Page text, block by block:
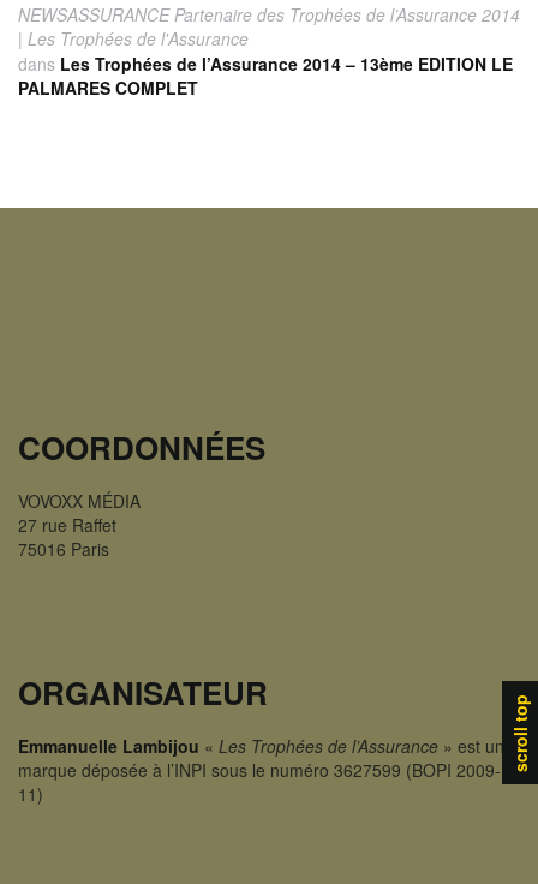
NEWSASSURANCE Partenaire des Trophées de l’Assurance 2014
| Les Trophées de l'Assurance
dans Les Trophées de l’Assurance 2014 – 13ème EDITION LE
PALMARES COMPLET
COORDONNÉES
VOVOXX MÉDIA
27 rue Raffet
75016 Paris
ORGANISATEUR
Emmanuelle Lambijou « Les Trophées de l’Assurance » est une
marque déposée à l’INPI sous le numéro 3627599 (BOPI 2009-
11)
scroll top